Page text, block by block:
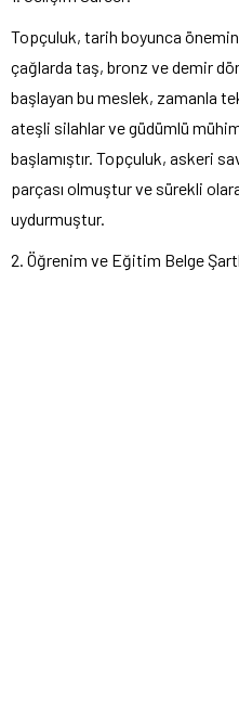
Topçuluk, tarih boyunca
çağlarda taş, bronz ve demir
başlayan bu meslek, zamanla
ateşli silahlar ve güdümlü
başlamıştır. Topçuluk, askeri
parçası olmuştur ve sürekli
uydurmuştur.
2. Öğrenim ve Eğitim Belge